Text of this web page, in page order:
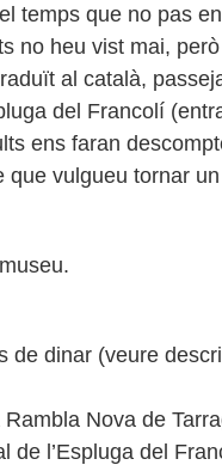
temps que no pas
no heu vist mai,
al català,
del Francolí
ens faran
vulgueu tornar
de dinar (veure
Nova de
l’Espluga del